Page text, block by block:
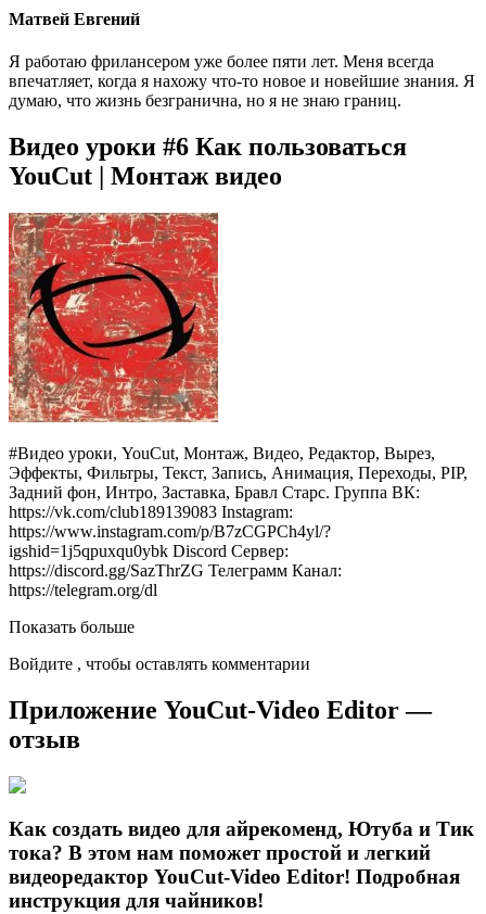
Матвей Евгений
Я работаю фрилансером уже более пяти лет. Меня всегда
впечатляет, когда я нахожу что-то новое и новейшие знания. Я
думаю, что жизнь безгранична, но я не знаю границ.
Видео уроки #6 Как пользоваться
YouCut | Монтаж видео
#Видео уроки, YouCut, Монтаж, Видео, Редактор, Вырез,
Эффекты, Фильтры, Текст, Запись, Анимация, Переходы, PIP,
Задний фон, Интро, Заставка, Бравл Старс. Группа ВК:
https://vk.com/club189139083 Instagram:
https://www.instagram.com/p/B7zCGPCh4yl/?
igshid=1j5qpuxqu0ybk Discord Сервер:
https://discord.gg/SazThrZG Телеграмм Канал:
https://telegram.org/dl
Показать больше
Войдите , чтобы оставлять комментарии
Приложение YouCut-Video Editor —
отзыв
Как создать видео для айрекоменд, Ютуба и Тик
тока? В этом нам поможет простой и легкий
видеоредактор YouCut-Video Editor! Подробная
инструкция для чайников!